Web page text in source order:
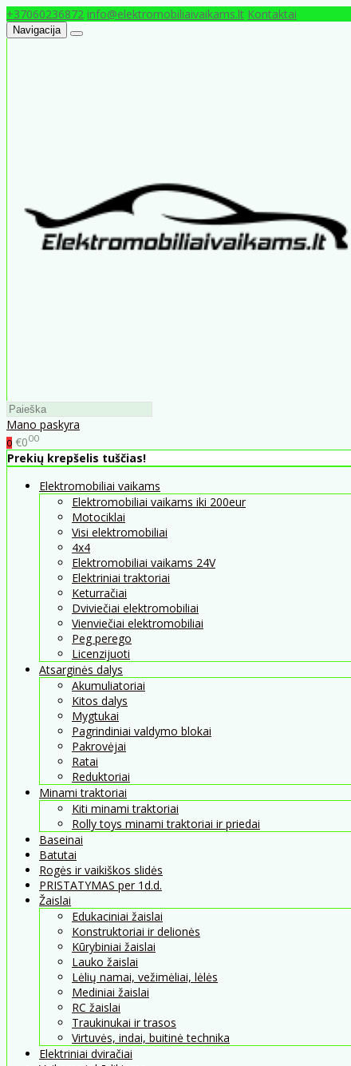
+37060236872 info@elektromobiliaivaikams.lt Kontaktai
Navigacija
Mano paskyra
0 €000
Prekių krepšelis tuščias!
Elektromobiliai vaikams
Elektromobiliai vaikams iki 200eur
Motociklai
Visi elektromobiliai
4x4
Elektromobiliai vaikams 24V
Elektriniai traktoriai
Keturračiai
Dviviečiai elektromobiliai
Vienviečiai elektromobiliai
Peg perego
Licenzijuoti
Atsarginės dalys
Akumuliatoriai
Kitos dalys
Mygtukai
Pagrindiniai valdymo blokai
Pakrovėjai
Ratai
Reduktoriai
Minami traktoriai
Kiti minami traktoriai
Rolly toys minami traktoriai ir priedai
Baseinai
Batutai
Rogės ir vaikiškos slidės
PRISTATYMAS per 1d.d.
Žaislai
Edukaciniai žaislai
Konstruktoriai ir delionės
Kūrybiniai žaislai
Lauko žaislai
Lėlių namai, vežimėliai, lėlės
Mediniai žaislai
RC žaislai
Traukinukai ir trasos
Virtuvės, indai, buitinė technika
Elektriniai dviračiai